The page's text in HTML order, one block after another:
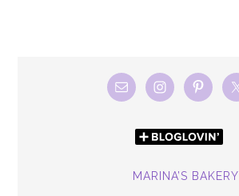
MARINA’S BAKERY